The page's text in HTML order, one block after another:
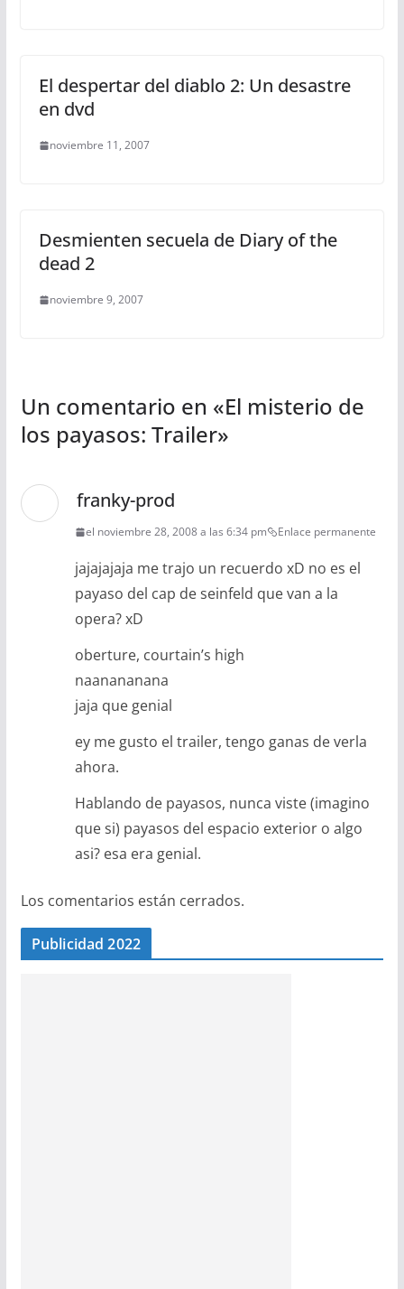
El despertar del diablo 2: Un desastre
en dvd
noviembre 11, 2007
Desmienten secuela de Diary of the
dead 2
noviembre 9, 2007
Un comentario en «El misterio de
los payasos: Trailer»
franky-prod
el noviembre 28, 2008 a las 6:34 pm Enlace permanente
jajajajaja me trajo un recuerdo xD no es el
payaso del cap de seinfeld que van a la
opera? xD
oberture, courtain’s high
naanananana
jaja que genial
ey me gusto el trailer, tengo ganas de verla
ahora.
Hablando de payasos, nunca viste (imagino
que si) payasos del espacio exterior o algo
asi? esa era genial.
Los comentarios están cerrados.
Publicidad 2022